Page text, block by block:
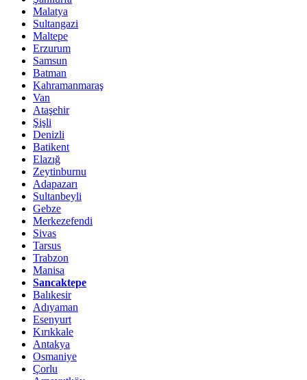
Malatya
Sultangazi
Maltepe
Erzurum
Samsun
Batman
Kahramanmaraş
Van
Ataşehir
Şişli
Denizli
Batikent
Elazığ
Zeytinburnu
Adapazarı
Sultanbeyli
Gebze
Merkezefendi
Sivas
Tarsus
Trabzon
Manisa
Sancaktepe
Balıkesir
Adıyaman
Esenyurt
Kırıkkale
Antakya
Osmaniye
Çorlu